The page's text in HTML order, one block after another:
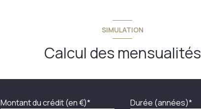
SIMULATION
Calcul des mensualités
Montant du crédit (en €)* Durée (années)*